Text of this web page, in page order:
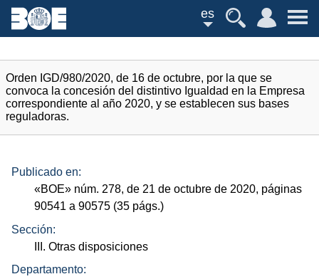
es
Orden IGD/980/2020, de 16 de octubre, por la que se
convoca la concesión del distintivo Igualdad en la Empresa
correspondiente al año 2020, y se establecen sus bases
reguladoras.
Publicado en:
«BOE» núm. 278, de 21 de octubre de 2020, páginas
90541 a 90575 (35 págs.)
Sección:
III. Otras disposiciones
Departamento: